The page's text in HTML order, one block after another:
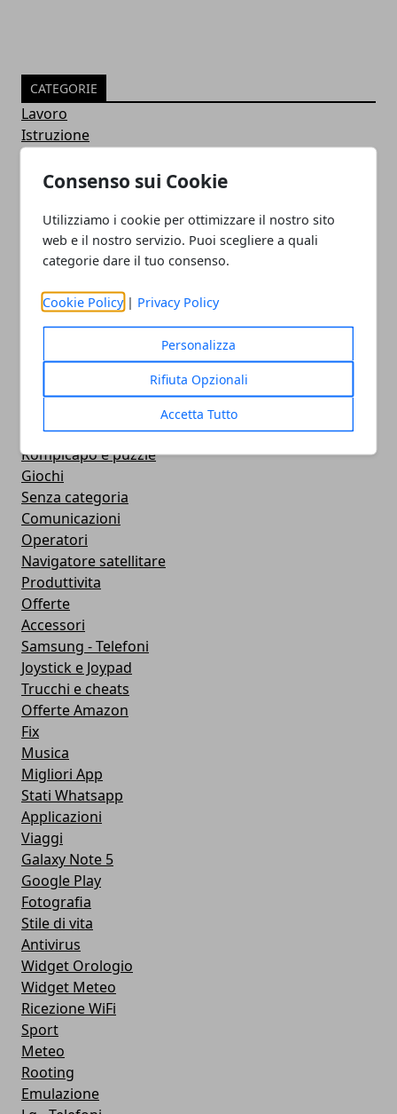
Consenso sui Cookie
Utilizziamo i cookie per ottimizzare il nostro sito
web e il nostro servizio. Puoi scegliere a quali
categorie dare il tuo consenso.
Cookie Policy | Privacy Policy
Personalizza
Rifiuta Opzionali
Accetta Tutto
CATEGORIE
Lavoro
Istruzione
News
Notizie
Approfondimenti
Intrattenimento
Sociale
Concorrenza
Cellulari e Smartphone
Immagini e GIF Buongiorno per Whatsapp
Smart Watch
Strumenti
Featured
Rompicapo e puzzle
Giochi
Senza categoria
Comunicazioni
Operatori
Navigatore satellitare
Produttivita
Offerte
Accessori
Samsung - Telefoni
Joystick e Joypad
Trucchi e cheats
Offerte Amazon
Fix
Musica
Migliori App
Stati Whatsapp
Applicazioni
Viaggi
Galaxy Note 5
Google Play
Fotografia
Stile di vita
Antivirus
Widget Orologio
Widget Meteo
Ricezione WiFi
Sport
Meteo
Rooting
Emulazione